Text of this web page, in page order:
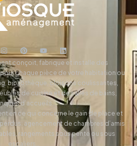
conçoit, fabrique et installe des
chaque pièce de votre habitation ou
bibliothèque, cloisons coulissantes,
de cuisine et de salles de bains,
d’accueils…
en ce qui concerne le gain de place et
agencement de chambres d’amis
rangements sous pente ou sous
escaliers…